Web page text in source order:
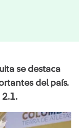
se destaca
del país.
2.1.